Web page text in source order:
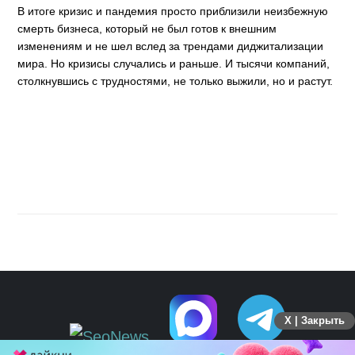
В итоге кризис и пандемия просто приблизили неизбежную
смерть бизнеса, который не был готов к внешним
изменениям и не шел вслед за трендами диджитализации
мира. Но кризисы случались и раньше. И тысячи компаний,
столкнувшись с трудностями, не только выжили, но и растут.
X | Закрыть